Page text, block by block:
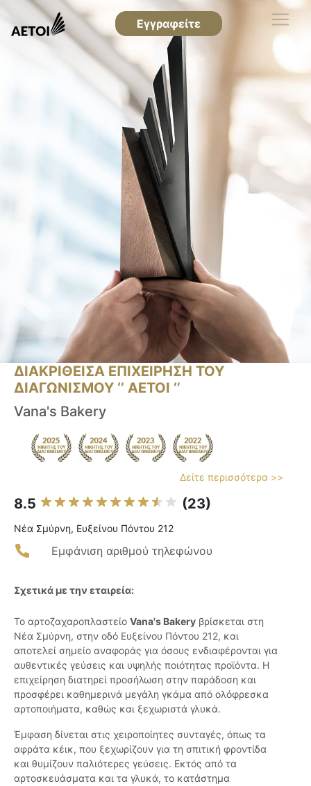
Εγγραφείτε
ΔΙΑΚΡΙΘΕΙΣΑ ΕΠΙΧΕΙΡΗΣΗ ΤΟΥ
ΔΙΑΓΩΝΙΣΜΟΥ ‘’ ΑΕΤΟΙ ‘’
Vana's Bakery
Δείτε περισσότερα >>
8.5 (23)
Νέα Σμύρνη, Ευξείνου Πόντου 212
Εμφάνιση αριθμού τηλεφώνου
Σχετικά με την εταιρεία:
Το αρτοζαχαροπλαστείο Vana's Bakery βρίσκεται στη
Νέα Σμύρνη, στην οδό Ευξείνου Πόντου 212, και
αποτελεί σημείο αναφοράς για όσους ενδιαφέρονται για
αυθεντικές γεύσεις και υψηλής ποιότητας προϊόντα. Η
επιχείρηση διατηρεί προσήλωση στην παράδοση και
προσφέρει καθημερινά μεγάλη γκάμα από ολόφρεσκα
αρτοποιήματα, καθώς και ξεχωριστά γλυκά.
Έμφαση δίνεται στις χειροποίητες συνταγές, όπως τα
αφράτα κέικ, που ξεχωρίζουν για τη σπιτική φροντίδα
και θυμίζουν παλιότερες γεύσεις. Εκτός από τα
αρτοσκευάσματα και τα γλυκά, το κατάστημα